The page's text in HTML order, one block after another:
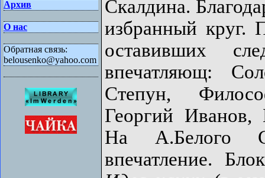
Архив
О нас
Обратная связь:
belousenko@yahoo.com
Скалдина.
избранный круг.
оставивших
впечатляющ:
Степун,
Георгий Иванов,
На А.Белого
впечатление.